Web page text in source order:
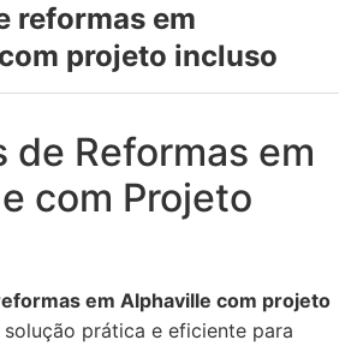
reformas em
projeto incluso
de Reformas em
com Projeto
em Alphaville com projeto
solução prática e eficiente para